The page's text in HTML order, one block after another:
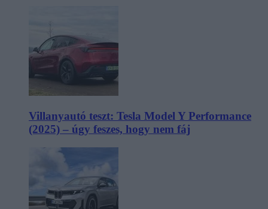
Villanyautó teszt: Tesla Model Y Performance
(2025) – úgy feszes, hogy nem fáj